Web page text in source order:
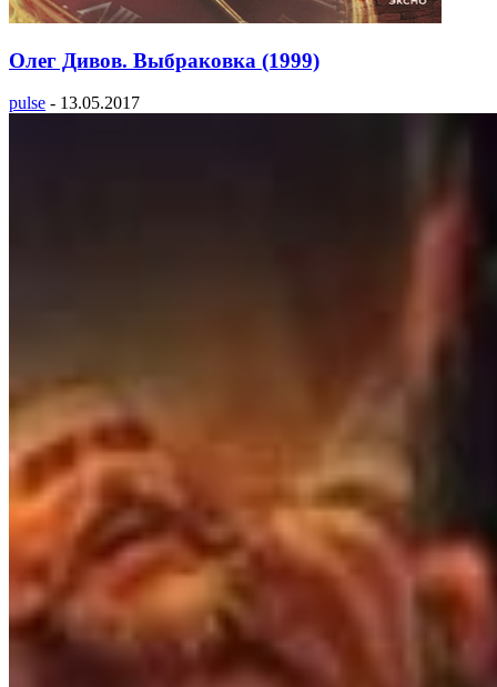
Олег Дивов. Выбраковка (1999)
pulse - 13.05.2017